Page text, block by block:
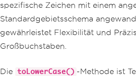
spezifische Zeichen mit einem
Standardgebietsschema
gewährleistet Flexibilität und
Großbuchstaben.
Die toLowerCase() -Methode ist